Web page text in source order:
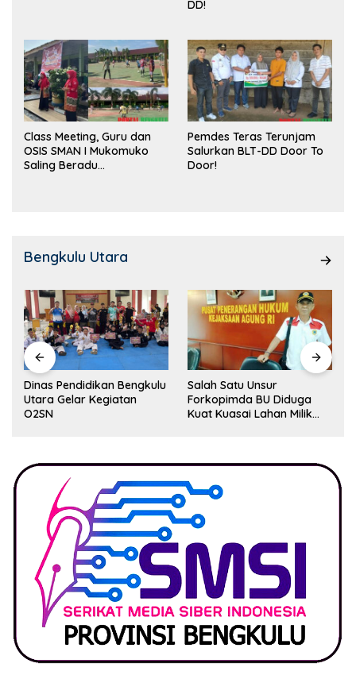
DD!
Class Meeting, Guru dan
OSIS SMAN I Mukomuko
Saling Beradu
Pemdes Teras Terunjam
Salurkan BLT-DD Door To
Door!
Bengkulu Utara
Dinas Pendidikan Bengkulu
Utara Gelar Kegiatan
O2SN
Salah Satu Unsur
Forkopimda BU Diduga
Kuat Kuasai Lahan Milik